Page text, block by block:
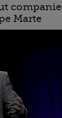
companie
Marte